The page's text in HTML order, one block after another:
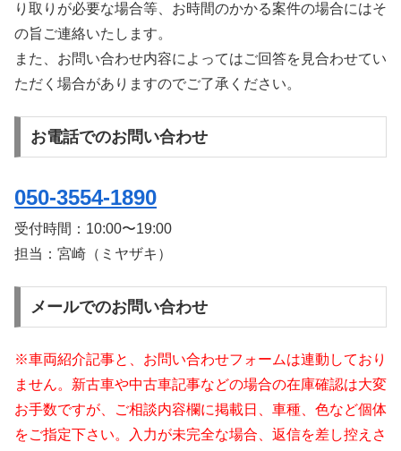
り取りが必要な場合等、お時間のかかる案件の場合にはそ
の旨ご連絡いたします。
また、お問い合わせ内容によってはご回答を見合わせてい
ただく場合がありますのでご了承ください。
お電話でのお問い合わせ
050-3554-1890
受付時間： 10:00〜19:00
担当：宮崎（ミヤザキ）
メールでのお問い合わせ
※車両紹介記事と、お問い合わせフォームは連動しており
ません。新古車や中古車記事などの場合の在庫確認は大変
お手数ですが、ご相談内容欄に掲載日、車種、色など個体
をご指定下さい。入力が未完全な場合、返信を差し控えさ